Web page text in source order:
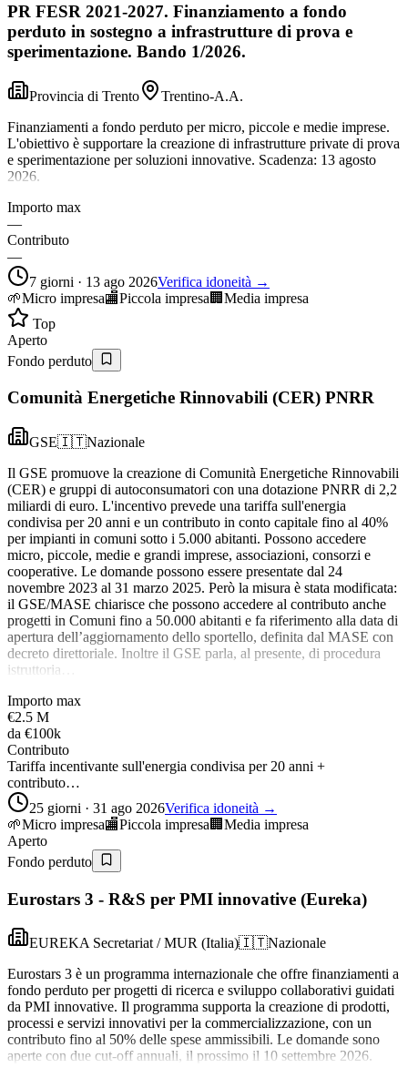
PR FESR 2021-2027. Finanziamento a fondo
perduto in sostegno a infrastrutture di prova e
sperimentazione. Bando 1/2026.
Provincia di Trento
Trentino-A.A.
Finanziamenti a fondo perduto per micro, piccole e medie imprese.
L'obiettivo è supportare la creazione di infrastrutture private di prova
e sperimentazione per soluzioni innovative. Scadenza: 13 agosto
2026.
Importo max
—
Contributo
—
7 giorni · 13 ago 2026Verifica idoneità →
🌱Micro impresa🏬Piccola impresa 🏢 Media impresa
Top
Aperto
Fondo perduto
Comunità Energetiche Rinnovabili (CER) PNRR
GSE🇮🇹Nazionale
Il GSE promuove la creazione di Comunità Energetiche Rinnovabili
(CER) e gruppi di autoconsumatori con una dotazione PNRR di 2,2
miliardi di euro. L'incentivo prevede una tariffa sull'energia
condivisa per 20 anni e un contributo in conto capitale fino al 40%
per impianti in comuni sotto i 5.000 abitanti. Possono accedere
micro, piccole, medie e grandi imprese, associazioni, consorzi e
cooperative. Le domande possono essere presentate dal 24
novembre 2023 al 31 marzo 2025. Però la misura è stata modificata:
il GSE/MASE chiarisce che possono accedere al contributo anche
progetti in Comuni fino a 50.000 abitanti e fa riferimento alla data di
apertura dell’aggiornamento dello sportello, definita dal MASE con
decreto direttoriale. Inoltre il GSE parla, al presente, di procedura
istruttoria…
Importo max
€2.5 M
da €100k
Contributo
Tariffa incentivante sull'energia condivisa per 20 anni +
contributo…
25 giorni · 31 ago 2026Verifica idoneità →
🌱Micro impresa🏬Piccola impresa 🏢 Media impresa
Aperto
Fondo perduto
Eurostars 3 - R&S per PMI innovative (Eureka)
EUREKA Secretariat / MUR (Italia)🇮🇹Nazionale
Eurostars 3 è un programma internazionale che offre finanziamenti a
fondo perduto per progetti di ricerca e sviluppo collaborativi guidati
da PMI innovative. Il programma supporta la creazione di prodotti,
processi e servizi innovativi per la commercializzazione, con un
contributo fino al 50% delle spese ammissibili. Le domande sono
aperte con due cut-off annuali, il prossimo il 10 settembre 2026.